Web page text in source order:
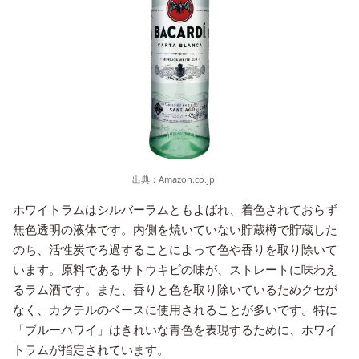
出典： Amazon.co.jp
ホワイトラムはシルバーラムともよばれ、着色されておらず
無色透明の液体です。内側を焼いていない貯蔵樽で貯蔵した
のち、活性炭でろ過することによって色や香りを取り除いて
います。原料であるサトウキビの味が、ストレートに味わえ
るラム酒です。また、香りと色を取り除いているためクセが
なく、カクテルのベースに使用されることが多いです。特に
「ブルーハワイ」はきれいな青色を表現するために、ホワイ
トラムが指定されています。